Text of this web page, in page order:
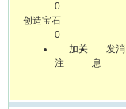
0
创造宝石
0
加关
注
发消
息